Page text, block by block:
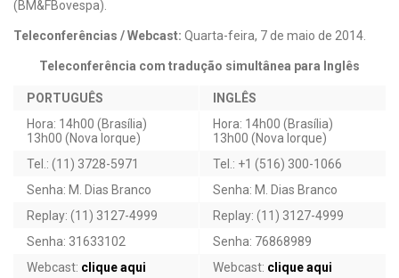
(BM&FBovespa).
Teleconferências / Webcast: Quarta-feira, 7 de maio de 2014.
Teleconferência com tradução simultânea para Inglês
PORTUGUÊS
INGLÊS
Hora: 14h00 (Brasília)
13h00 (Nova Iorque)
Hora: 14h00 (Brasília)
13h00 (Nova Iorque)
Tel.: (11) 3728-5971
Tel.: +1 (516) 300-1066
Senha: M. Dias Branco
Senha: M. Dias Branco
Replay: (11) 3127-4999
Replay: (11) 3127-4999
Senha: 31633102
Senha: 76868989
Webcast: clique aqui Webcast: clique aqui